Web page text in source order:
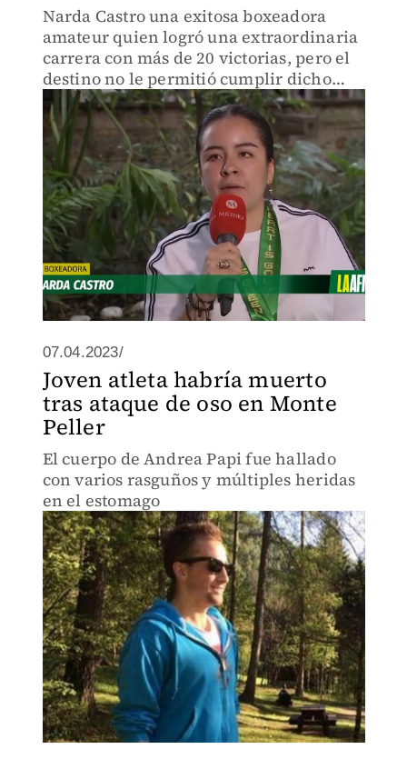
Narda Castro una exitosa boxeadora
amateur quien logró una extraordinaria
carrera con más de 20 victorias, pero el
destino no le permitió cumplir dicho
sueño por una hemorragia cerebral
07.04.2023/
Joven atleta habría muerto
tras ataque de oso en Monte
Peller
El cuerpo de Andrea Papi fue hallado
con varios rasguños y múltiples heridas
en el estomago